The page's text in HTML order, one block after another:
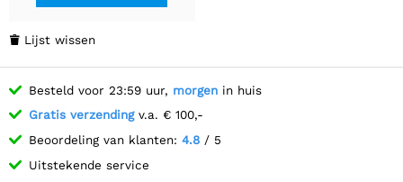
 Lijst wissen
Besteld voor 23:59 uur, morgen in huis
Gratis verzendingv.a. € 100,-
Beoordeling van klanten: 4.8 / 5
Uitstekende service